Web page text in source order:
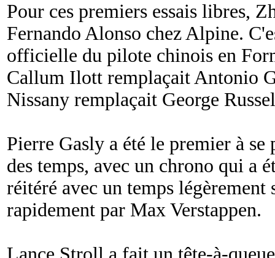
Pour ces premiers essais libres,
Fernando Alonso chez Alpine.
officielle du pilote chinois en
Callum Ilott remplaçait Antonio
Nissany remplaçait George
Pierre Gasly a été le premier à
des temps, avec un chrono qui a
réitéré avec un temps
rapidement par Max Verstappen.